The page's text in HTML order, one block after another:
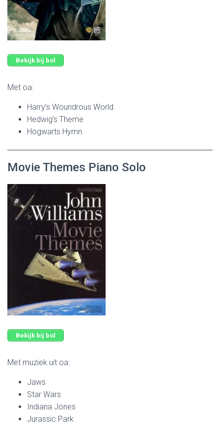
Bekijk bij bol
Met oa:
Harry’s Woundrous World
Hedwig’s Theme
Hogwarts Hymn
Movie Themes Piano Solo
Bekijk bij bol
Met muziek uit oa:
Jaws
Star Wars
Indiana Jones
Jurassic Park